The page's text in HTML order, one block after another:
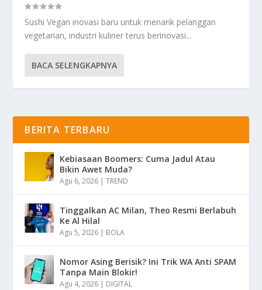
Sushi Vegan inovasi baru untuk menarik pelanggan
vegetarian, industri kuliner terus berinovasi...
BACA SELENGKAPNYA
BERITA TERBARU
Kebiasaan Boomers: Cuma Jadul Atau
Bikin Awet Muda?
Agu 6, 2026 |TREND
Tinggalkan AC Milan, Theo Resmi Berlabuh
Ke Al Hilal
Agu 5, 2026 | BOLA
Nomor Asing Berisik? Ini Trik WA Anti SPAM
Tanpa Main Blokir!
Agu 4, 2026 | DIGITAL